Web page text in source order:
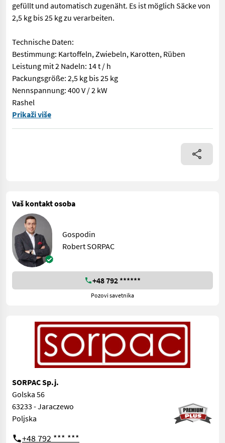
gefüllt und automatisch zugenäht. Es ist möglich Säcke von
2,5 kg bis 25 kg zu verarbeiten.
Technische Daten:
Bestimmung: Kartoffeln, Zwiebeln, Karotten, Rüben
Leistung mit 2 Nadeln: 14 t / h
Packungsgröße: 2,5 kg bis 25 kg
Nennspannung: 400 V / 2 kW
Rashel
Die Raschelmaschine (RF 100 - Fischbein, zwei-faden
Prikaži više
Vaš kontakt osoba
Gospodin
Robert SORPAC
+48 792 ******
Pozovi savetnika
SORPAC Sp.j.
Golska 56
63233 - Jaraczewo
Poljska
+48 792 *** ***